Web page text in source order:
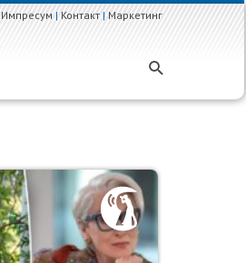
Импресум|Контакт|Маркетинг